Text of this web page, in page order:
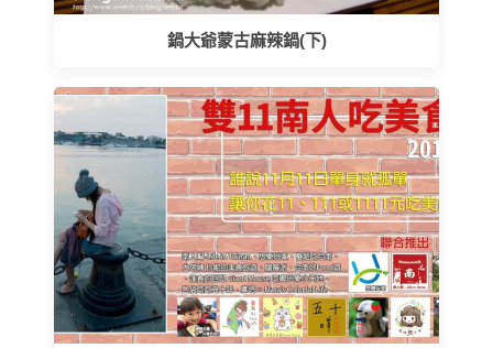
鍋大爺蒙古麻辣鍋(下)